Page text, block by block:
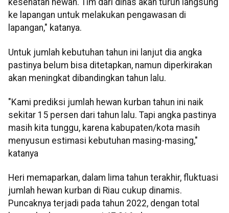
kesehatan hewan. Tim dari dinas akan turun langsung
ke lapangan untuk melakukan pengawasan di
lapangan," katanya.
Untuk jumlah kebutuhan tahun ini lanjut dia angka
pastinya belum bisa ditetapkan, namun diperkirakan
akan meningkat dibandingkan tahun lalu.
"Kami prediksi jumlah hewan kurban tahun ini naik
sekitar 15 persen dari tahun lalu. Tapi angka pastinya
masih kita tunggu, karena kabupaten/kota masih
menyusun estimasi kebutuhan masing-masing,"
katanya
Heri memaparkan, dalam lima tahun terakhir, fluktuasi
jumlah hewan kurban di Riau cukup dinamis.
Puncaknya terjadi pada tahun 2022, dengan total